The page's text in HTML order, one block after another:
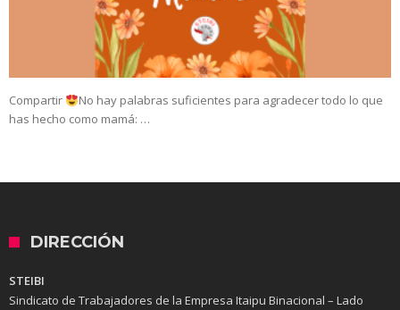
Compartir
No hay palabras suficientes para agradecer todo lo que
has hecho como mamá: …
DIRECCIÓN
STEIBI
Sindicato de Trabajadores de la Empresa Itaipu Binacional – Lado